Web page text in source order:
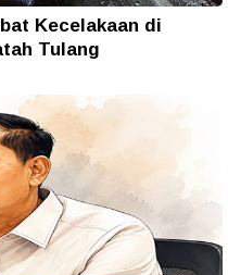
Kecelakaan di
Tulang